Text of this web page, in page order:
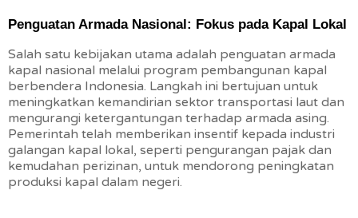
Penguatan Armada Nasional: Fokus pada Kapal Lokal
Salah satu kebijakan utama adalah penguatan armada
kapal nasional melalui program pembangunan kapal
berbendera Indonesia. Langkah ini bertujuan untuk
meningkatkan kemandirian sektor transportasi laut dan
mengurangi ketergantungan terhadap armada asing.
Pemerintah telah memberikan insentif kepada industri
galangan kapal lokal, seperti pengurangan pajak dan
kemudahan perizinan, untuk mendorong peningkatan
produksi kapal dalam negeri.